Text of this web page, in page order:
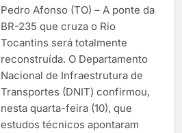
Pedro Afonso (TO) – A ponte da
BR-235 que cruza o Rio
Tocantins será totalmente
reconstruída. O Departamento
Nacional de Infraestrutura de
Transportes (DNIT) confirmou,
nesta quarta-feira (10), que
estudos técnicos apontaram